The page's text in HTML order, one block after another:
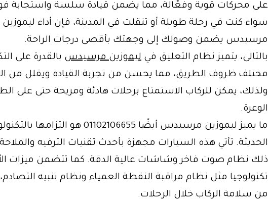
على محركات قوية وفعّالة، مما يضمن قيادة سلسة واستجابة
سواء كنت في رحلة طويلة أو تنقلت في المدينة، فإن أداء ليموزين
مرسيدس يضمن وصولك إلى وجهتك بأقصى درجات الراحة.
بالتالى، يتميز نظام التعليق في ليموزين مرسيدس بالقدرة على
مختلف ظروف الطريق، مما يحسن من تجربة القيادة ويقلل من
ولذلك، يمكن للركاب الاستمتاع برحلات هادئة ومريحة حتى على
الوعرة.
ما يميز ليموزين مرسيدس أيضًا 01102106655 هو التزامها
الحديثة. تأتي هذه السيارات مجهزة بأحدث تقنيات الترفيه
ذلك نظام صوت فاخر وشاشات عالية الدقة. كما تتضمن ميزات
تكنولوجيا مثل نظام مراقبة النقطة العمياء ونظام تنبيه
من سلامة الركاب خلال الرحلات.